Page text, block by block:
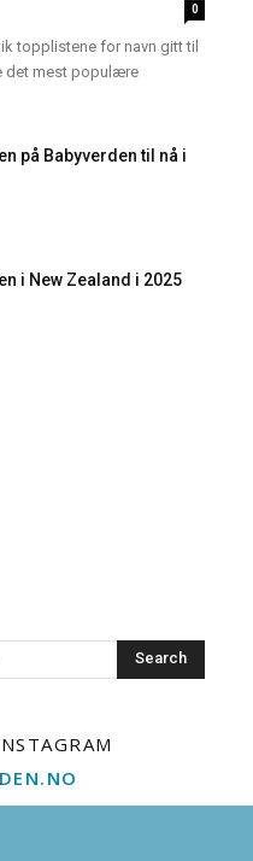
0
topplistene for navn gitt til
det mest populære
på Babyverden til nå i
i New Zealand i 2025
Search